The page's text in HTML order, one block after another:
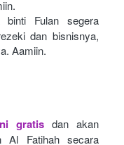
binti Fulan segera
dan bisnisnya,
Aamiin.
gratis dan akan
Al Fatihah secara